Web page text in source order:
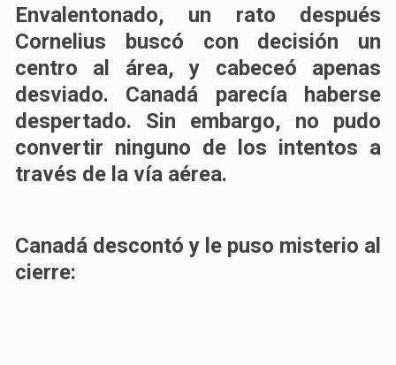
Envalentonado, un rato después
Cornelius buscó con decisión un
centro al área, y cabeceó apenas
desviado. Canadá parecía haberse
despertado. Sin embargo,
no pudo
convertir ninguno de los intentos a
través de la vía aérea.
Canadá descontó y le puso misterio al
cierre: